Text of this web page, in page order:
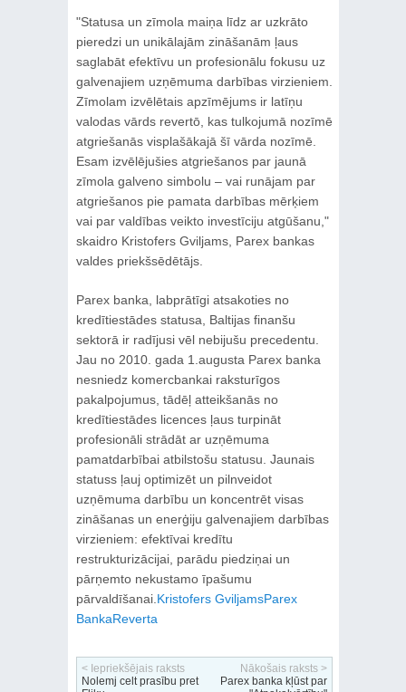
"Statusa un zīmola maiņa līdz ar uzkrāto
pieredzi un unikālajām zināšanām ļaus
saglabāt efektīvu un profesionālu fokusu uz
galvenajiem uzņēmuma darbības virzieniem.
Zīmolam izvēlētais apzīmējums ir latīņu
valodas vārds revertō, kas tulkojumā nozīmē
atgriešanās visplašākajā šī vārda nozīmē.
Esam izvēlējušies atgriešanos par jaunā
zīmola galveno simbolu – vai runājam par
atgriešanos pie pamata darbības mērķiem
vai par valdības veikto investīciju atgūšanu,"
skaidro Kristofers Gviljams, Parex bankas
valdes priekšsēdētājs.
Parex banka, labprātīgi atsakoties no
kredītiestādes statusa, Baltijas finanšu
sektorā ir radījusi vēl nebijušu precedentu.
Jau no 2010. gada 1.augusta Parex banka
nesniedz komercbankai raksturīgos
pakalpojumus, tādēļ atteikšanās no
kredītiestādes licences ļaus turpināt
profesionāli strādāt ar uzņēmuma
pamatdarbībai atbilstošu statusu. Jaunais
statuss ļauj optimizēt un pilnveidot
uzņēmuma darbību un koncentrēt visas
zināšanas un enerģiju galvenajiem darbības
virzieniem: efektīvai kredītu
restrukturizācijai, parādu piedziņai un
pārņemto nekustamo īpašumu
pārvaldīšanai. Kristofers GviljamsParex
BankaReverta
< Iepriekšējais raksts
Nolemj celt prasību pret
Nākošais raksts >
Parex banka kļūst par